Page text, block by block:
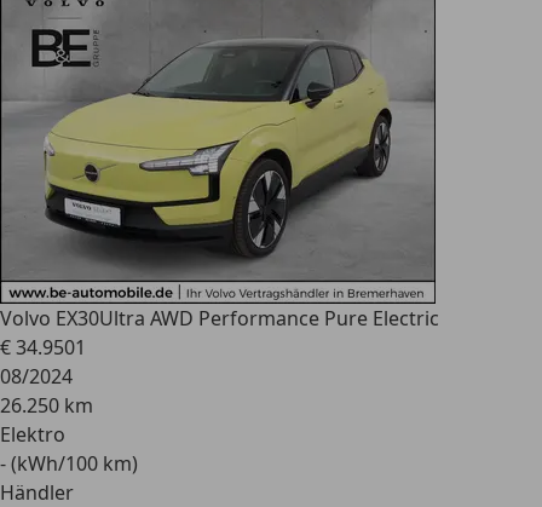
Volvo EX30Ultra AWD Performance Pure Electric
€ 34.9501
08/2024
26.250 km
Elektro
- (kWh/100 km)
Händler